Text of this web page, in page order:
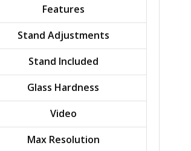
Features
Stand Adjustments
Stand Included
Glass Hardness
Video
Max Resolution